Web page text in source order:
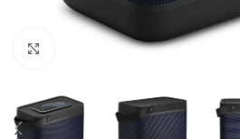
ფოტოს გადიდება